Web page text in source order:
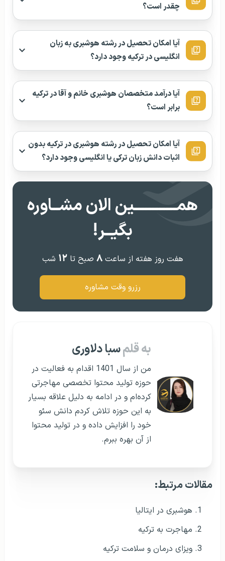
چقدر است؟
آیا امکان تحصیل در رشته هوشبری به زبان
انگلیسی در ترکیه وجود دارد؟
آیا درآمد متخصصان هوشبری خانم و آقا در ترکیه
برابر است؟
آیا امکان تحصیل در رشته هوشبری در ترکیه بدون
اثبات دانش زبان ترکی یا انگلیسی وجود دارد؟
همــــــــــــین الان مشــاوره
بگیــر!
هفت روز هفته از ساعت۸ صبح تا۱۲ شب
رزرو وقت مشاوره
به قلمسبا دلاوری
من از سال 1401 اقدام به فعالیت در
حوزه تولید محتوا تخصصی مهاجرتی
کرده‌ام و در ادامه به دلیل علاقه بسیار
به این حوزه تلاش کردم دانش سئو
خود را افزایش داده و در تولید محتوا
از آن بهره ببرم.
مقالات مرتبط:
هوشبری در ایتالیا
مهاجرت به ترکیه
ویزای درمان و سلامت ترکیه